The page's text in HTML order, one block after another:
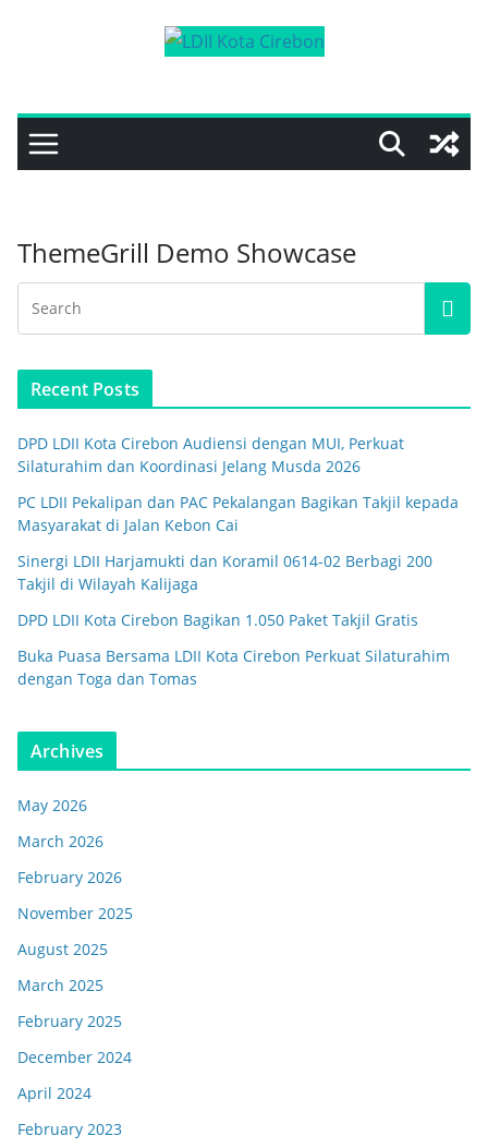
ThemeGrill Demo Showcase
Recent Posts
DPD LDII Kota Cirebon Audiensi dengan MUI, Perkuat
Silaturahim dan Koordinasi Jelang Musda 2026
PC LDII Pekalipan dan PAC Pekalangan Bagikan Takjil kepada
Masyarakat di Jalan Kebon Cai
Sinergi LDII Harjamukti dan Koramil 0614-02 Berbagi 200
Takjil di Wilayah Kalijaga
DPD LDII Kota Cirebon Bagikan 1.050 Paket Takjil Gratis
Buka Puasa Bersama LDII Kota Cirebon Perkuat Silaturahim
dengan Toga dan Tomas
Archives
May 2026
March 2026
February 2026
November 2025
August 2025
March 2025
February 2025
December 2024
April 2024
February 2023